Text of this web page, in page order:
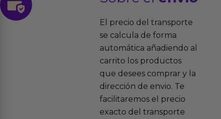
El precio del transporte
se calcula de forma
automática añadiendo al
carrito los productos
que desees comprar y la
dirección de envio. Te
facilitaremos el precio
exacto del transporte